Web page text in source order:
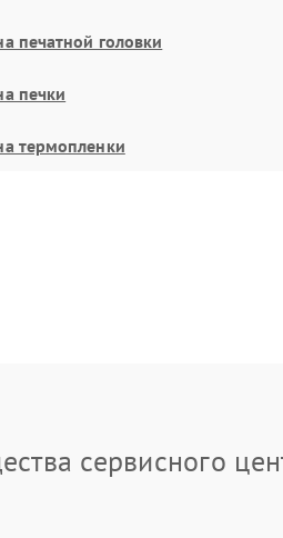
печатной головки
печки
термопленки
сервисного